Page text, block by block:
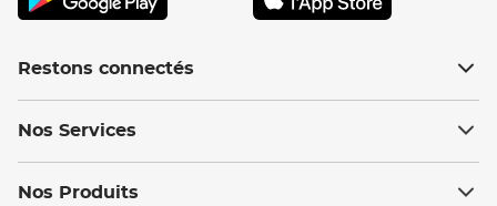
Restons connectés
Nos Services
Nos Produits